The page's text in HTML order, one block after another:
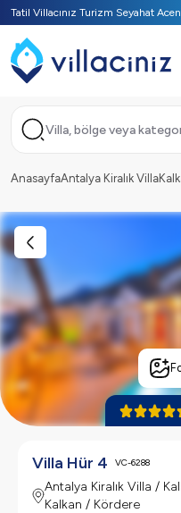
Tatil Villacınız Turizm Seyahat
Villa, bölge veya
AnasayfaAntalya Kiralık Villa
Villa Hür 4 VC-6288
Antalya Kiralık Villa /
Kalkan / Kördere